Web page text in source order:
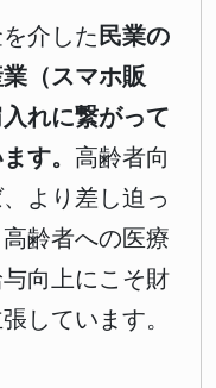
介した民業の
（スマホ販
れに繋がって
す。 高齢者向
より差し迫っ
齢者への医療
向上にこそ財
しています。